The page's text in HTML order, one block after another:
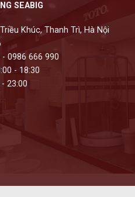
SEABIG
Khúc, Thanh Trì, Hà Nội
0986 666 990
- 18:30
23:00